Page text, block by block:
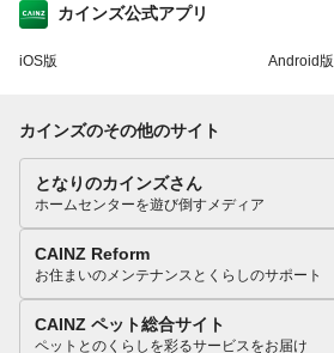
カインズ公式アプリ
iOS版 Android版
カインズのその他のサイト
となりのカインズさん
ホームセンターを遊び倒すメディア
CAINZ Reform
お住まいのメンテナンスとくらしのサポート
CAINZ ペット総合サイト
ペットとのくらしを彩るサービスをお届け